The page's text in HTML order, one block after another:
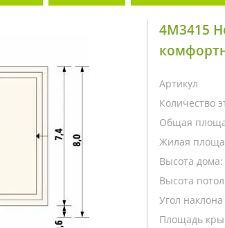
4M3415
Артикул
Количество
Общая
Жилая
Высота дома:
Высота
Угол
Площадь